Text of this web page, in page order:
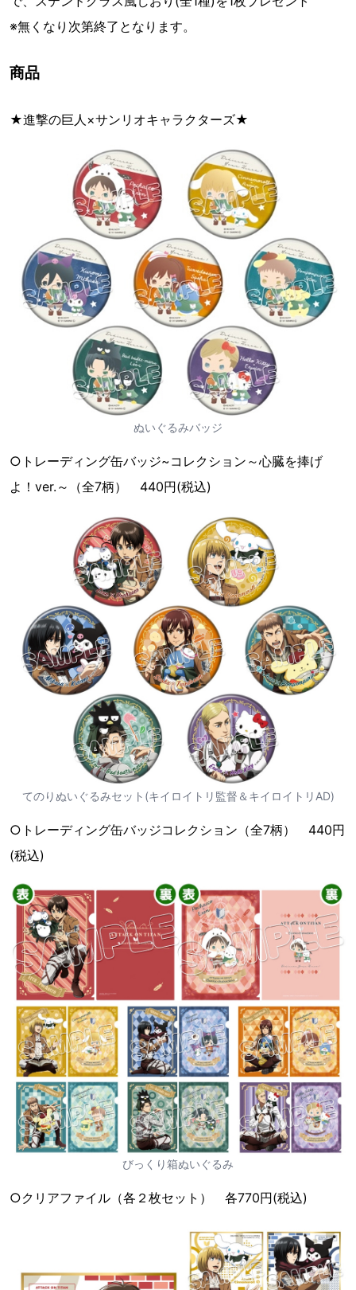
※無くなり次第終了となります。
商品
★進撃の巨人×サンリオキャラクターズ★
ぬいぐるみバッジ
○トレーディング缶バッジ~コレクション～心臓を捧げ
よ！ver.～（全7柄） 440円(税込)
てのりぬいぐるみセット(キイロイトリ監督＆キイロイトリAD)
○トレーディング缶バッジコレクション（全7柄） 440円
(税込)
びっくり箱ぬいぐるみ
○クリアファイル（各２枚セット） 各770円(税込)